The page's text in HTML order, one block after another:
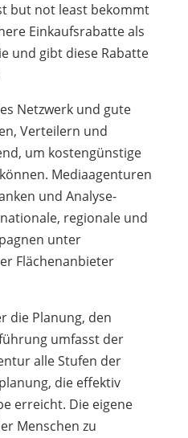
but not least bekommt
Einkaufsrabatte als
und gibt diese Rabatte
Netzwerk und gute
Verteilern und
um kostengünstige
Mediaagenturen
und Analyse-
regionale und
unter
Flächenanbieter
die Planung, den
umfasst der
alle Stufen der
die effektiv
erreicht. Die eigene
Menschen zu